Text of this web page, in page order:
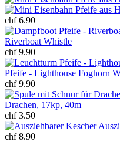
chf 6.90
Riverboat Whistle
chf 9.90
Pfeife - Lighthouse Foghorn
chf 9.90
Drachen, 17kp, 40m
chf 3.50
chf 8.90